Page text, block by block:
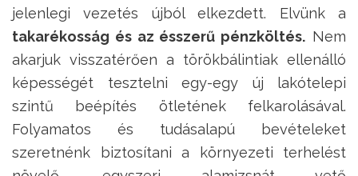
jelenlegi vezetés újból elkezdett. Elvünk a
takarékosság és az ésszerű pénzköltés. Nem
akarjuk visszatérően a törökbálintiak ellenálló
képességét tesztelni egy-egy új lakótelepi
szintű beépítés ötletének felkarolásával.
Folyamatos és tudásalapú bevételeket
szeretnénk biztosítani a környezeti terhelést